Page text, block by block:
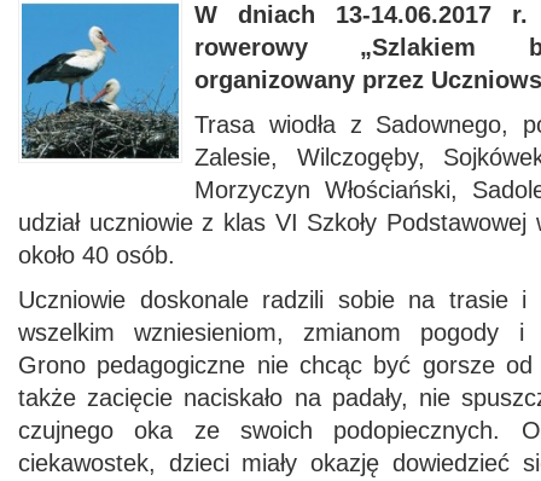
W dniach 13-
rowerowy „Szlakiem
organizowany przez
Trasa wiodła z Sadownego,
Zalesie, Wilczogęby,
Morzyczyn Włościański,
udział uczniowie z klas VI Szkoły
około 40 osób.
Uczniowie doskonale radzili sobie na trasie i
wszelkim wzniesieniom, zmianom pogody i
Grono pedagogiczne nie chcąc być gorsze od
także zacięcie naciskało na padały, nie
czujnego oka ze swoich podopiecznych.
ciekawostek, dzieci miały okazję dowiedzieć